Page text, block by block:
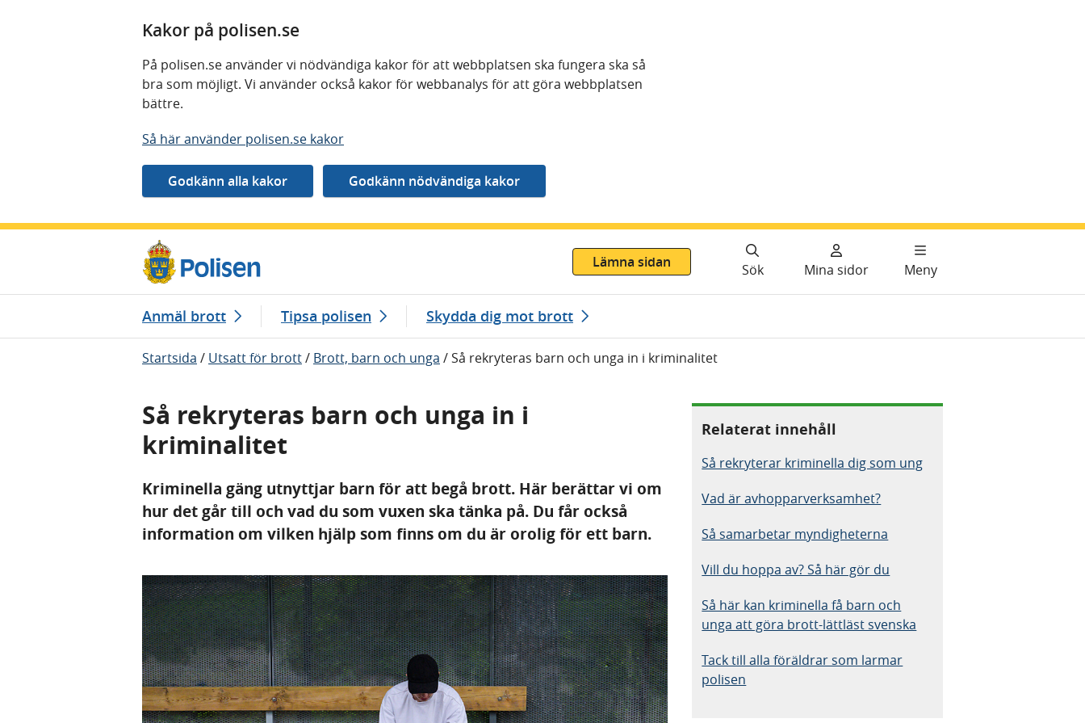
Kakor på polisen.se
På polisen.se använder vi nödvändiga kakor för att webbplatsen ska fungera ska så
bra som möjligt. Vi använder också kakor för webbanalys för att göra webbplatsen
bättre.
Så här använder polisen.se kakor
Lämna sidan
Sök Mina sidor Meny
Anmäl brott Tipsa polisen Skydda dig mot brott
Startsida / Utsatt för brott/ Brott, barn och unga /Så rekryteras barn och unga in i kriminalitet
Så rekryteras barn och unga in i
kriminalitet
Kriminella gäng utnyttjar barn för att begå brott. Här berättar vi om
hur det går till och vad du som vuxen ska tänka på. Du får också
information om vilken hjälp som finns om du är orolig för ett barn.
Relaterat innehåll
Så rekryterar kriminella dig som ung
Vad är avhopparverksamhet?
Så samarbetar myndigheterna
Vill du hoppa av? Så här gör du
Så här kan kriminella få barn och
unga att göra brott-lättläst svenska
Tack till alla föräldrar som larmar
polisen